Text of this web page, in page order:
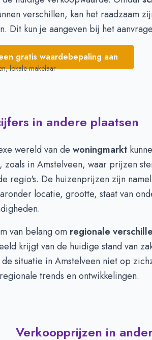
verschillen, kan het raadzaam
Dit kun je aangeven bij het
gratis waardebepaling aan
lokale makelaar
in andere plaatsen
wereld van de woningmarkt
zoals in Amstelveen, waar prijzen
regio's. De huizenprijzen zijn
locatie, grootte, staat van
van belang om regionale
krijgt van de huidige stand van
situatie in Amstelveen niet op
trends en ontwikkelingen.
Verkoopprijzen in